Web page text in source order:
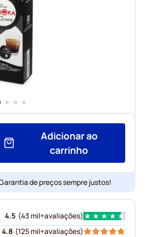
Adicionar ao
carrinho
de preços sempre justos!
4.5 (43 mil+avaliações)
4.8 (125 mil+avaliações)